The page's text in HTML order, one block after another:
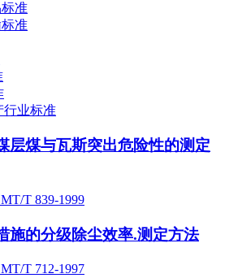
准
准
行业标准
层煤与瓦斯突出危险性的测定
T 839-1999
施的分级除尘效率.测定方法
T 712-1997